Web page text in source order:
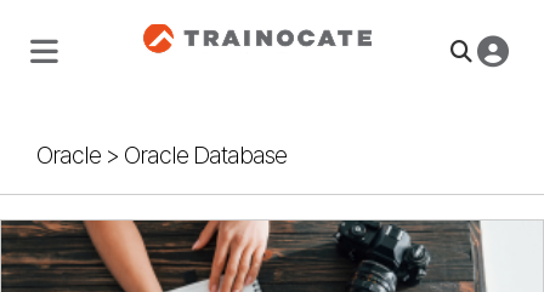
Oracle > Oracle Database